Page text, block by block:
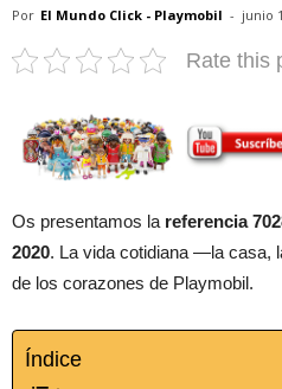
Por El Mundo Click - Playmobil - junio
Rate this
Os presentamos la referencia
2020. La vida cotidiana —la casa,
de los corazones de Playmobil.
Índice